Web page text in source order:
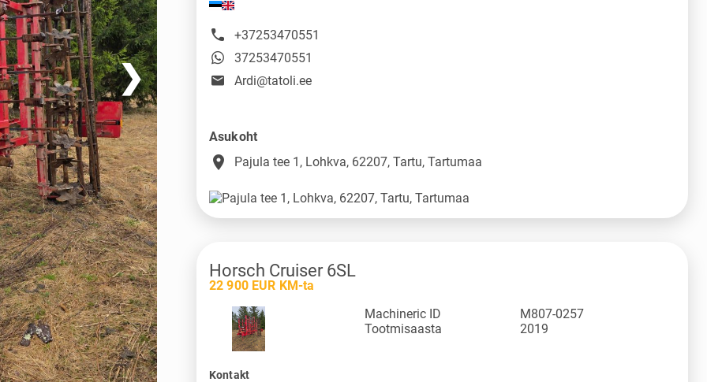
❯
+37253470551
37253470551
Ardi@tatoli.ee
Asukoht
place Pajula tee 1, Lohkva, 62207, Tartu, Tartumaa
Horsch Cruiser 6SL
22 900 EUR KM-ta
Machineric ID
M807-0257
Tootmisaasta
2019
Kontakt